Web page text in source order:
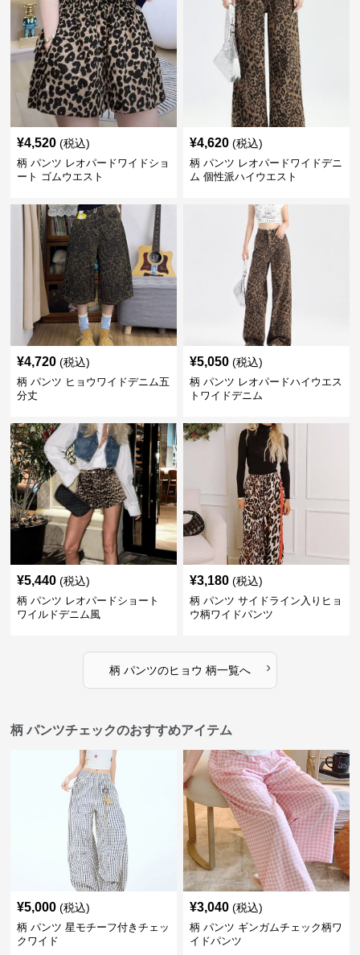
¥4,520 (税込)
柄 パンツ レオパードワイドショ
ート ゴムウエスト
¥4,620 (税込)
柄 パンツ レオパードワイドデニ
ム 個性派ハイウエスト
¥4,720 (税込)
柄 パンツ ヒョウワイドデニム五
分丈
¥5,050 (税込)
柄 パンツ レオパードハイウエス
トワイドデニム
¥5,440 (税込)
柄 パンツ レオパードショート
ワイルドデニム風
¥3,180 (税込)
柄 パンツ サイドライン入りヒョ
ウ柄ワイドパンツ
柄 パンツのヒョウ 柄一覧へ ›
柄 パンツチェックのおすすめアイテム
¥5,000 (税込)
柄 パンツ 星モチーフ付きチェッ
クワイド
¥3,040 (税込)
柄 パンツ ギンガムチェック柄ワ
イドパンツ